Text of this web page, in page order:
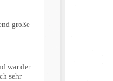
große
war der
sehr